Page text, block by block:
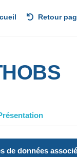
Retour
de données